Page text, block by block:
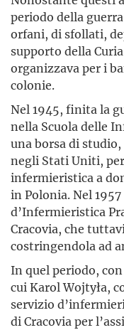
periodo della
orfani, di sfollati,
supporto della
organizzava per i
colonie.
Nel 1945, finita la
nella Scuola delle
una borsa di
negli Stati Uniti,
infermieristica a
in Polonia. Nel
d’Infermieristica
Cracovia, che
costringendola ad
In quel periodo,
cui Karol Wojtyła,
servizio
di Cracovia per